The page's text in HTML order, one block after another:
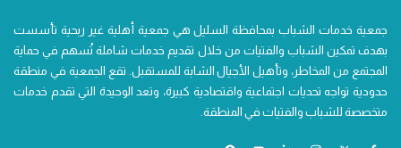
جمعية خدمات الشباب بمحافظة السليل هي جمعية أهلية غير ربحية تأسست
بهدف تمكين الشباب والفتيات من خلال تقديم خدمات شاملة تُسهم في حماية
المجتمع من المخاطر، وتأهيل الأجيال الشابة للمستقبل. تقع الجمعية في منطقة
حدودية تواجه تحديات اجتماعية واقتصادية كبيرة، وتعد الوحيدة التي تقدم خدمات
متخصصة للشباب والفتيات في المنطقة.